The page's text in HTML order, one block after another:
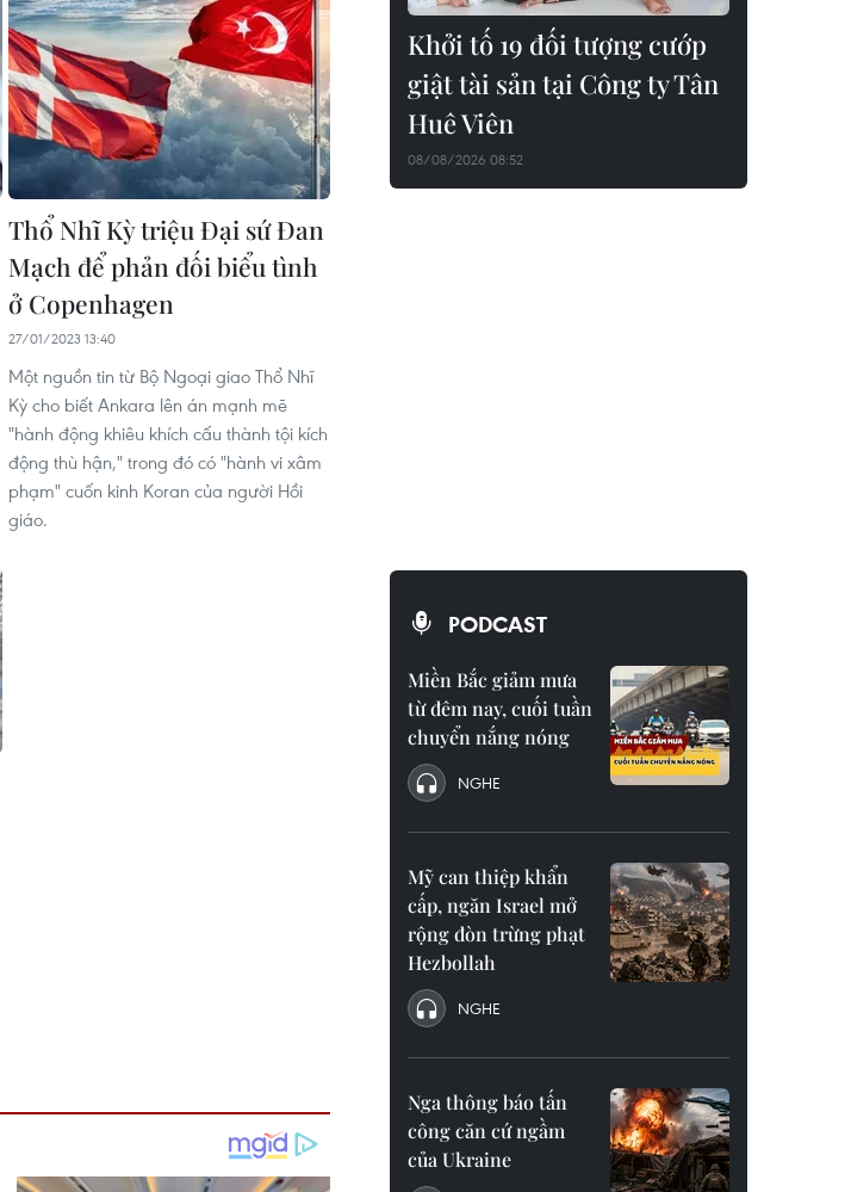
Thổ Nhĩ Kỳ triệu Đại sứ Đan
Mạch để phản đối biểu tình
ở Copenhagen
27/01/2023 13:40
Một nguồn tin từ Bộ Ngoại giao Thổ Nhĩ
Kỳ cho biết Ankara lên án mạnh mẽ
"hành động khiêu khích cấu thành tội kích
động thù hận," trong đó có "hành vi xâm
phạm" cuốn kinh Koran của người Hồi
giáo.
Khởi tố 19 đối tượng cướp
giật tài sản tại Công ty Tân
Huê Viên
08/08/2026 08:52
PODCAST
Miền Bắc giảm mưa
từ đêm nay, cuối tuần
chuyển nắng nóng
NGHE
Mỹ can thiệp khẩn
cấp, ngăn Israel mở
rộng đòn trừng phạt
Hezbollah
NGHE
Nga thông báo tấn
công căn cứ ngầm
của Ukraine